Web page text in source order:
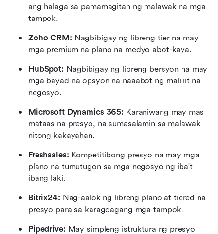
ang halaga sa pamamagitan ng malawak na mga
tampok.
Zoho CRM: Nagbibigay ng libreng tier na may
mga premium na plano na medyo abot-kaya.
HubSpot: Nagbibigay ng libreng bersyon na may
mga bayad na opsyon na naaabot ng maliliit na
negosyo.
Microsoft Dynamics 365: Karaniwang may mas
mataas na presyo, na sumasalamin sa malawak
nitong kakayahan.
Freshsales: Kompetitibong presyo na may mga
plano na tumutugon sa mga negosyo ng iba't
ibang laki.
Bitrix24: Nag-aalok ng libreng plano at tiered na
presyo para sa karagdagang mga tampok.
Pipedrive: May simpleng istruktura ng presyo